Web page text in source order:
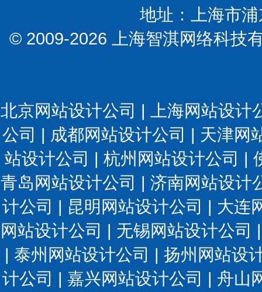
地址：上海市
© 2009-2026 上海智淇网络科技
北京网站设计公司 |
上海网站设计
公司 | 成都网站设计公司 | 天津网
站设计公司 | 杭州网站设计公司 |
青岛网站设计公司 | 济南网站设计
计公司 | 昆明网站设计公司 | 大连
网站设计公司 | 无锡网站设计公司
| 泰州网站设计公司 | 扬州网站设
计公司 | 嘉兴网站设计公司 | 舟山